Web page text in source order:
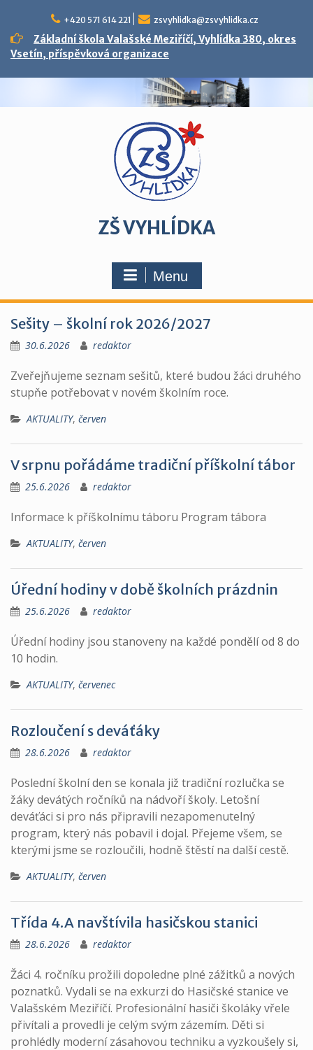
content
+420 571 614 221 zsvyhlidka@zsvyhlidka.cz
Základní škola Valašské Meziříčí, Vyhlídka 380, okres
Vsetín, příspěvková organizace
ZŠ VYHLÍDKA
Menu
Sešity – školní rok 2026/2027
30.6.2026 redaktor
Zveřejňujeme seznam sešitů, které budou žáci druhého
stupňe potřebovat v novém školním roce.
AKTUALITY, červen
V srpnu pořádáme tradiční příškolní tábor
25.6.2026 redaktor
Informace k příškolnímu táboru Program tábora
AKTUALITY, červen
Úřední hodiny v době školních prázdnin
25.6.2026 redaktor
Úřední hodiny jsou stanoveny na každé pondělí od 8 do
10 hodin.
AKTUALITY, červenec
Rozloučení s deváťáky
28.6.2026 redaktor
Poslední školní den se konala již tradiční rozlučka se
žáky devátých ročníků na nádvoří školy. Letošní
deváťáci si pro nás připravili nezapomenutelný
program, který nás pobavil i dojal. Přejeme všem, se
kterými jsme se rozloučili, hodně štěstí na další cestě.
AKTUALITY, červen
Třída 4.A navštívila hasičskou stanici
28.6.2026 redaktor
Žáci 4. ročníku prožili dopoledne plné zážitků a nových
poznatků. Vydali se na exkurzi do Hasičské stanice ve
Valašském Meziříčí. Profesionální hasiči školáky vřele
přivítali a provedli je celým svým zázemím. Děti si
prohlédly moderní zásahovou techniku a vyzkoušely si,